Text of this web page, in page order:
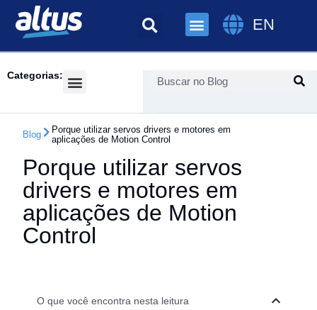
EN
Categorias:
Blog
Porque utilizar servos drivers e motores em
aplicações de Motion Control
Porque utilizar servos
drivers e motores em
aplicações de Motion
Control
O que você encontra nesta leitura